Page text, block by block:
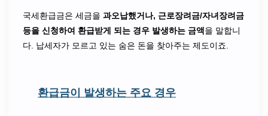
국세환급금은 세금을과오납했거나, 근로장려금/자녀장려금
등을 신청하여 환급받게 되는 경우 발생하는 금액을 말합니
다. 납세자가 모르고 있는 숨은 돈을 찾아주는 제도이죠.
환급금이 발생하는 주요 경우